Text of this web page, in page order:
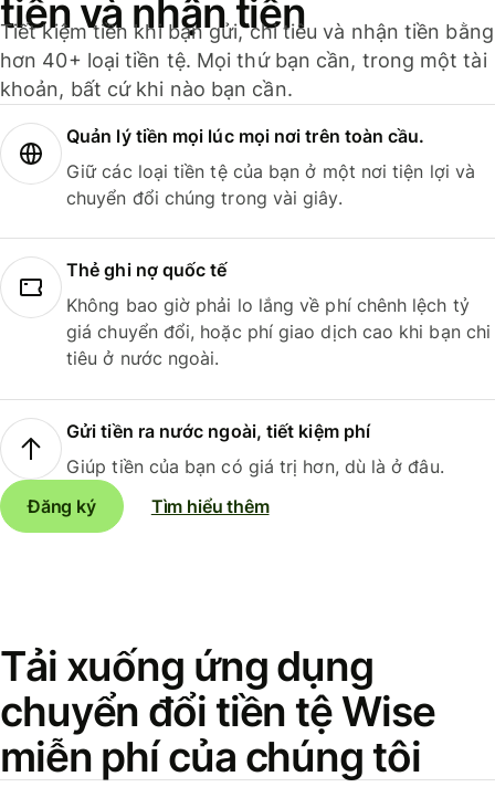
tiền và nhận tiền
Tiết kiệm tiền khi bạn gửi, chi tiêu và nhận tiền bằng
hơn 40+ loại tiền tệ. Mọi thứ bạn cần, trong một tài
khoản, bất cứ khi nào bạn cần.
Quản lý tiền mọi lúc mọi nơi trên toàn cầu.
Giữ các loại tiền tệ của bạn ở một nơi tiện lợi và
chuyển đổi chúng trong vài giây.
Thẻ ghi nợ quốc tế
Không bao giờ phải lo lắng về phí chênh lệch tỷ
giá chuyển đổi, hoặc phí giao dịch cao khi bạn chi
tiêu ở nước ngoài.
Gửi tiền ra nước ngoài, tiết kiệm phí
Giúp tiền của bạn có giá trị hơn, dù là ở đâu.
Đăng ký
Tìm hiểu thêm
Tải xuống ứng dụng
chuyển đổi tiền tệ Wise
miễn phí của chúng tôi